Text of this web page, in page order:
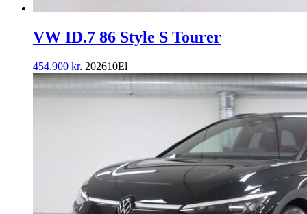
VW ID.7 86 Style S Tourer
454.900 kr. 202610El